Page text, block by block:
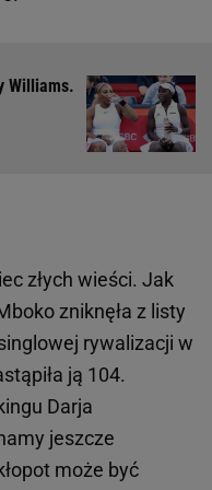
Williams.
złych wieści. Jak
zniknęła z listy
rywalizacji w
ją 104.
Darja
jeszcze
może być